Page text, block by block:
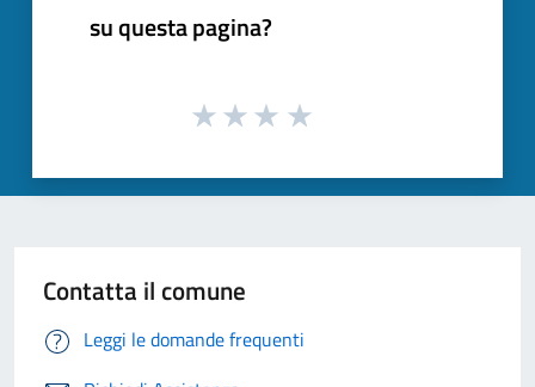
su questa pagina?
Contatta il comune
Leggi le domande frequenti